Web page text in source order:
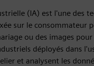
(IA) est l'une des
sur le consommateur
ou des images
déployés dans
et analysent les